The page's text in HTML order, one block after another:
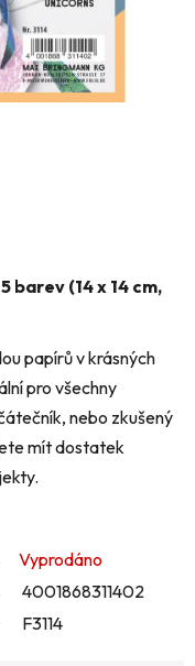
barev (14 x 14 cm,
papírů v krásných
pro všechny
nebo zkušený
mít dostatek
Vyprodáno
4001868311402
F3114